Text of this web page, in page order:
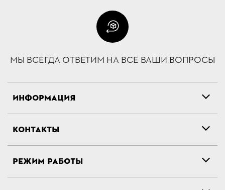
МЫ ВСЕГДА ОТВЕТИМ НА ВСЕ ВАШИ ВОПРОСЫ
ИНФОРМАЦИЯ
КОНТАКТЫ
РЕЖИМ РАБОТЫ